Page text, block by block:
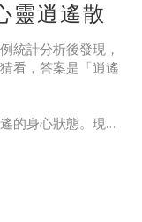
期醞釀，身體負能
靈逍遙散
統計分析後發現，
看，答案是「逍遙
的身心狀態。現在
律神經失調，造就